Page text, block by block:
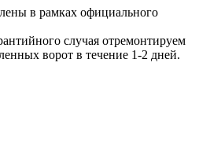
в рамках официального
случая отремонтируем
ворот в течение 1-2 дней.